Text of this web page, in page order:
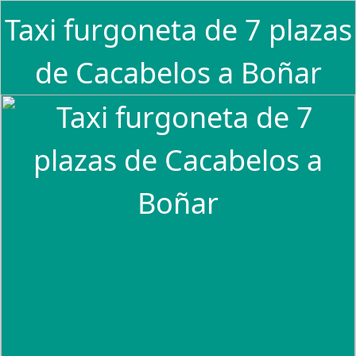
Taxi furgoneta de 7 plazas
de Cacabelos a Boñar